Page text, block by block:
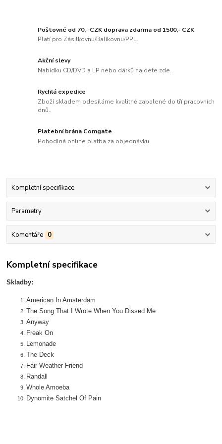
Poštovné od 70,- CZK doprava zdarma od 1500,- CZK
Platí pro Zásilkovnu/Balíkovnu/PPL.
Akční slevy
Nabídku CD/DVD a LP nebo dárků najdete zde..
Rychlá expedice
Zboží skladem odesíláme kvalitně zabalené do tří pracovních
dnů..
Platební brána Comgate
Pohodlná online platba za objednávku.
Kompletní specifikace
Parametry
Komentáře 0
Kompletní specifikace
Skladby:
American In Amsterdam
The Song That I Wrote When You Dissed Me
Anyway
Freak On
Lemonade
The Deck
Fair Weather Friend
Randall
Whole Amoeba
Dynomite Satchel Of Pain